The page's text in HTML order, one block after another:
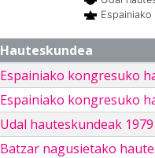
Hauteskundea
Espainiako kongresuko
Espainiako kongresuko
Udal hauteskundeak 1979
Batzar nagusietako